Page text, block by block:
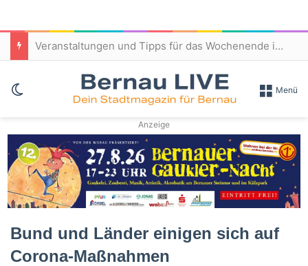
Veranstaltungen und Tipps für das Wochenende in und um Bernau
Skin umschalten Menü
Anzeige
Bund und Länder einigen sich auf
Corona-Maßnahmen